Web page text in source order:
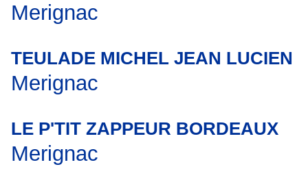
Merignac
TEULADE MICHEL JEAN LUCIEN
Merignac
LE P'TIT ZAPPEUR BORDEAUX
Merignac